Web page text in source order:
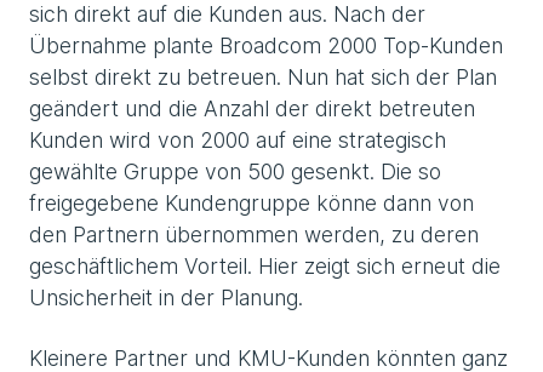
sich direkt auf die Kunden aus. Nach der
Übernahme plante Broadcom 2000 Top-Kunden
selbst direkt zu betreuen. Nun hat sich der Plan
geändert und die Anzahl der direkt betreuten
Kunden wird von 2000 auf eine strategisch
gewählte Gruppe von 500 gesenkt. Die so
freigegebene Kundengruppe könne dann von
den Partnern übernommen werden, zu deren
geschäftlichem Vorteil. Hier zeigt sich erneut die
Unsicherheit in der Planung.
Kleinere Partner und KMU-Kunden könnten ganz